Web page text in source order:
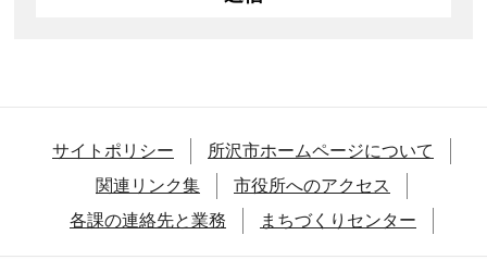
サイトポリシー
所沢市ホームページについて
関連リンク集
市役所へのアクセス
各課の連絡先と業務
まちづくりセンター